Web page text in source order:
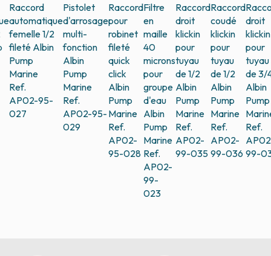
Raccord
automatique
femelle 1/2
fileté Albin
Pump
Marine
Ref.
AP02-95-
027
Pistolet
d'arrosage
multi-
fonction
Albin
Pump
Marine
Ref.
AP02-95-
029
Raccord
pour
robinet
fileté
quick
click
Albin
Pump
Marine
Ref.
AP02-
95-028
Filtre
en
maille
40
microns
pour
groupe
d'eau
Albin
Pump
Marine
Ref.
AP02-
99-
023
Raccord
droit
klickin
pour
tuyau
de 1/2
Albin
Pump
Marine
Ref.
AP02-
99-035
Raccord
coudé
klickin
pour
tuyau
de 1/2
Albin
Pump
Marine
Ref.
AP02-
99-036
droit
klickin
pour
tuyau
de 3/
Albin
Pump
Ref.
99-